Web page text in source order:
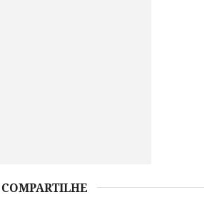
COMPARTILHE